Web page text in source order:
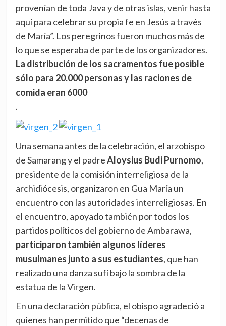
provenían de toda Java y de otras islas, venir hasta
aquí para celebrar su propia fe en Jesús a través
de María”. Los peregrinos fueron muchos más de
lo que se esperaba de parte de los organizadores.
La distribución de los sacramentos fue posible
sólo para 20.000 personas y las raciones de
comida eran 6000
.
Una semana antes de la celebración, el arzobispo
de Samarang y el padreAloysius Budi Purnomo,
presidente de la comisión interreligiosa de la
archidiócesis, organizaron en Gua María un
encuentro con las autoridades interreligiosas. En
el encuentro, apoyado también por todos los
partidos políticos del gobierno de Ambarawa,
participaron también algunos líderes
musulmanes junto a sus estudiantes, que han
realizado una danza sufí bajo la sombra de la
estatua de la Virgen.
En una declaración pública, el obispo agradeció a
quienes han permitido que “decenas de